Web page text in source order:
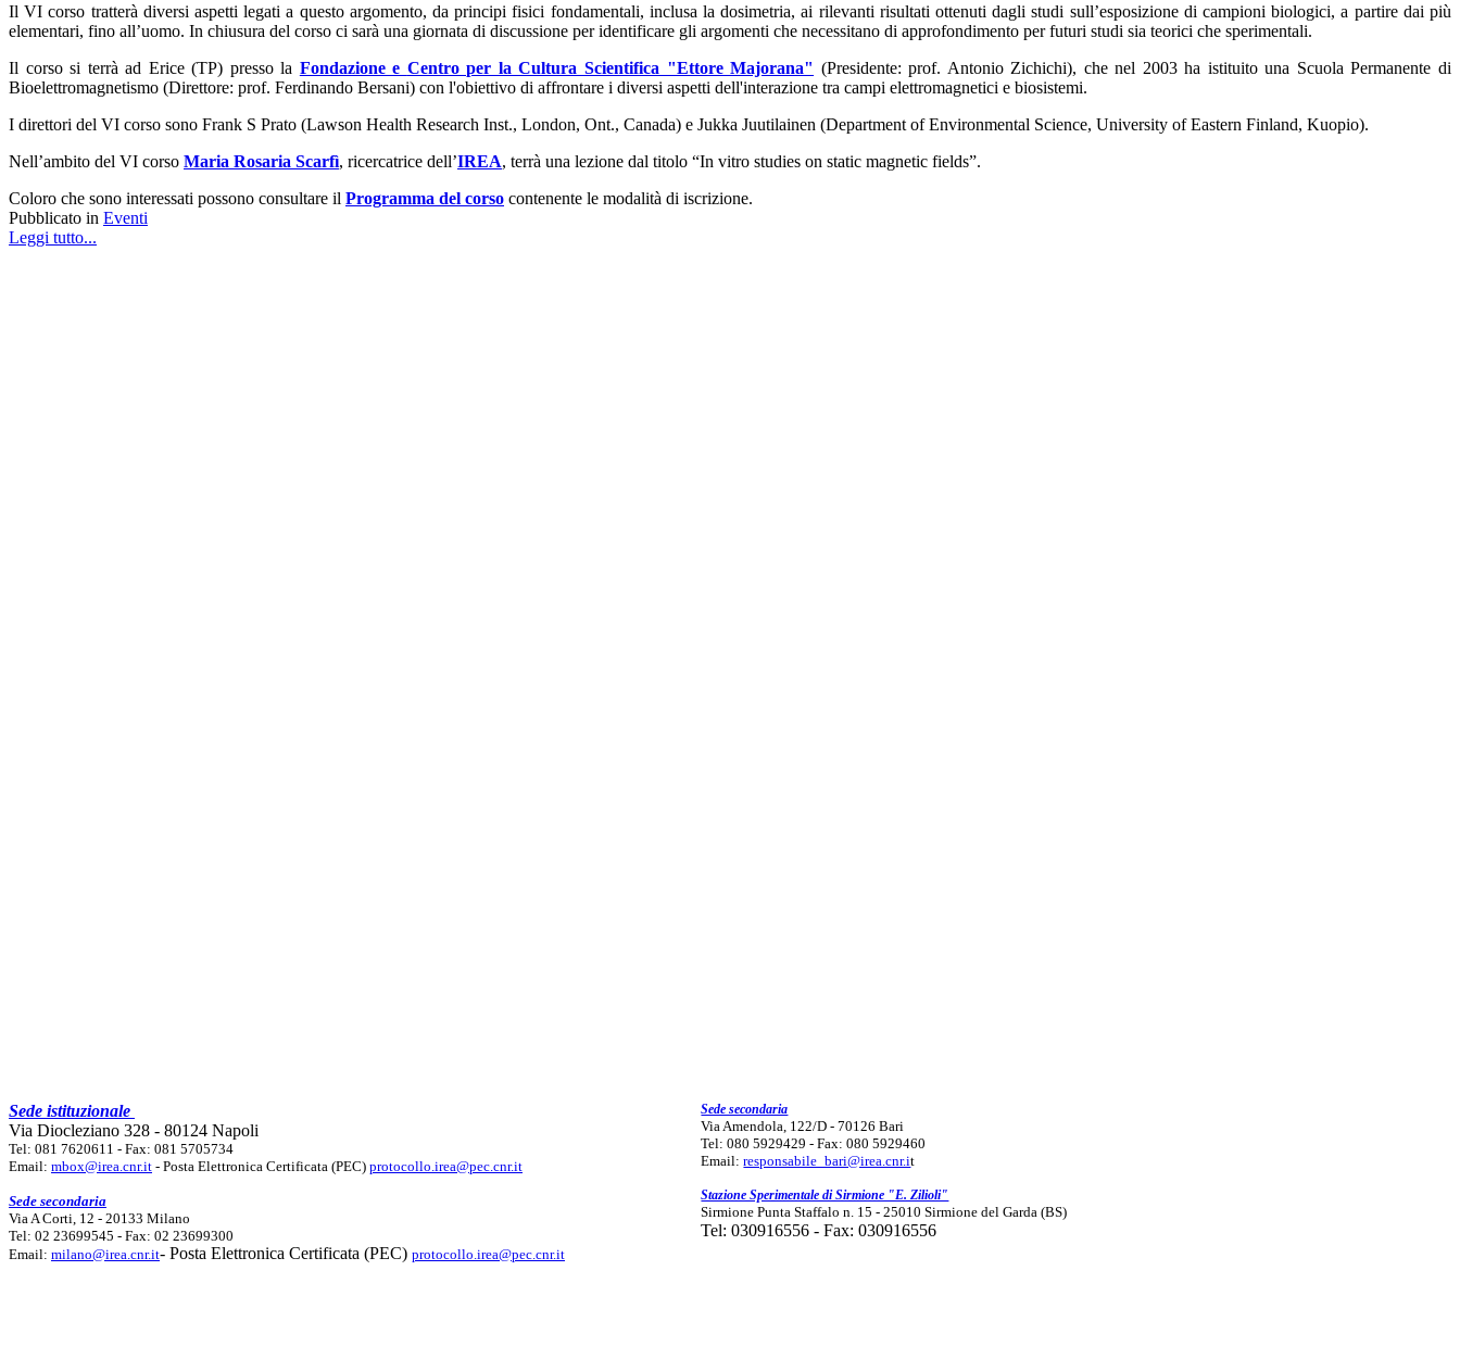
Il VI corso tratterà diversi aspetti legati a questo argomento, da principi fisici fondamentali, inclusa la dosimetria, ai rilevanti risultati ottenuti dagli studi sull’esposizione di campioni biologici, a partire dai più
elementari, fino all’uomo. In chiusura del corso ci sarà una giornata di discussione per identificare gli argomenti che necessitano di approfondimento per futuri studi sia teorici che sperimentali.
Il corso si terrà ad Erice (TP) presso la Fondazione e Centro per la Cultura Scientifica "Ettore Majorana" (Presidente: prof. Antonio Zichichi), che nel 2003 ha istituito una Scuola Permanente di
Bioelettromagnetismo (Direttore: prof. Ferdinando Bersani) con l'obiettivo di affrontare i diversi aspetti dell'interazione tra campi elettromagnetici e biosistemi.
I direttori del VI corso sono Frank S Prato (Lawson Health Research Inst., London, Ont., Canada) e Jukka Juutilainen (Department of Environmental Science, University of Eastern Finland, Kuopio).
Nell’ambito del VI corso Maria Rosaria Scarfì, ricercatrice dell’IREA, terrà una lezione dal titolo “In vitro studies on static magnetic fields”.
Coloro che sono interessati possono consultare il Programma del corso contenente le modalità di iscrizione.
Pubblicato in Eventi
Leggi tutto...
Sede istituzionale
Via Diocleziano 328 - 80124 Napoli
Tel: 081 7620611 - Fax: 081 5705734
Email: mbox@irea.cnr.it - Posta Elettronica Certificata (PEC) protocollo.irea@pec.cnr.it
Sede secondaria
Via A Corti, 12 - 20133 Milano
Tel: 02 23699545 - Fax: 02 23699300
Email: milano@irea.cnr.it- Posta Elettronica Certificata (PEC) protocollo.irea@pec.cnr.it
Sede secondaria
Via Amendola, 122/D - 70126 Bari
Tel: 080 5929429 - Fax: 080 5929460
Email:responsabile_bari@irea.cnr.it
Stazione Sperimentale di Sirmione "E. Zilioli"
Sirmione Punta Staffalo n. 15 - 25010 Sirmione del Garda (BS)
Tel: 030916556 - Fax: 030916556